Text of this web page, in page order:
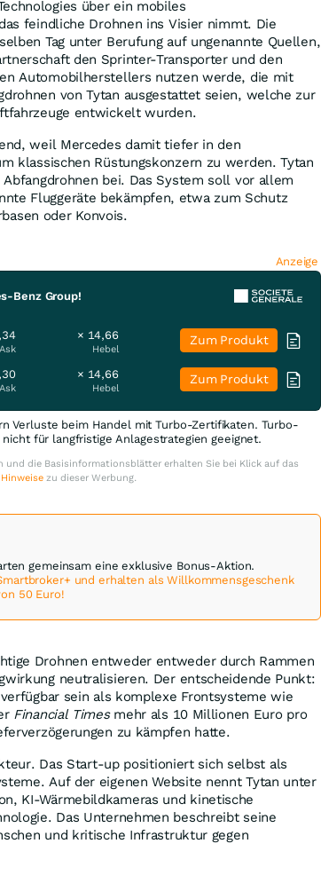
über ein mobiles
feindliche Drohnen ins Visier nimmt. Die
Tag unter Berufung auf ungenannte Quellen,
den Sprinter-Transporter und den
Automobilherstellers nutzen werde, die mit
von Tytan ausgestattet seien, welche zur
entwickelt wurden.
weil Mercedes damit tiefer in den
klassischen Rüstungskonzern zu werden. Tytan
bei. Das System soll vor allem
Fluggeräte bekämpfen, etwa zum Schutz
oder Konvois.
Anzeige
Benz Group!
Ask
× 14,66
Hebel
Zum Produkt
Ask
× 14,66
Hebel
Zum Produkt
Verluste beim Handel mit Turbo-Zertifikaten. Turbo-
für langfristige Anlagestrategien geeignet.
und die Basisinformationsblätter erhalten Sie bei Klick auf das
zu dieser Werbung.
gemeinsam eine exklusive Bonus-Aktion.
und erhalten als Willkommensgeschenk
50 Euro!
Drohnen entweder entweder durch Rammen
neutralisieren. Der entscheidende Punkt:
sein als komplexe Frontsysteme wie
Financial Timesmehr als 10 Millionen Euro pro
zu kämpfen hatte.
Das Start-up positioniert sich selbst als
Auf der eigenen Website nennt Tytan unter
KI-Wärmebildkameras und kinetische
Das Unternehmen beschreibt seine
und kritische Infrastruktur gegen